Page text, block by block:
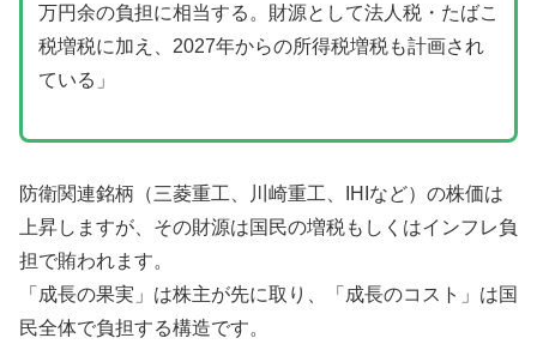
万円余の負担に相当する。財源として法人税・たばこ
税増税に加え、2027年からの所得税増税も計画され
ている」
防衛関連銘柄（三菱重工、川崎重工、IHIなど）の株価は
上昇しますが、その財源は国民の増税もしくはインフレ負
担で賄われます。
「成長の果実」は株主が先に取り、「成長のコスト」は国
民全体で負担する構造です。